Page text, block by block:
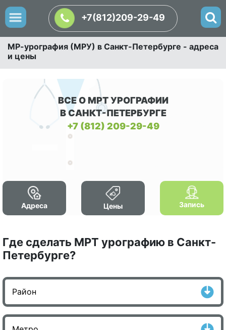
+7(812)209-29-49
МР-урография (МРУ) в Санкт-Петербурге - адреса
и цены
ВСЕ О МРТ УРОГРАФИИ
В САНКТ-ПЕТЕРБУРГЕ
+7 (812) 209-29-49
Адреса Цены Запись
Где сделать МРТ урографию в Санкт-
Петербурге?